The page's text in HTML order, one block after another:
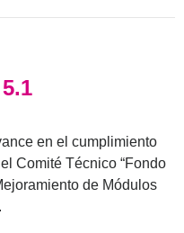
en el cumplimiento
Comité Técnico “Fondo
de Módulos